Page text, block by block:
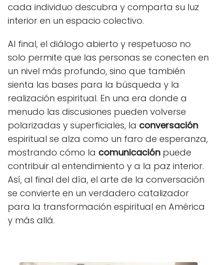
cada individuo descubra y comparta su luz
interior en un espacio colectivo.
Al final, el diálogo abierto y respetuoso no
solo permite que las personas se conecten en
un nivel más profundo, sino que también
sienta las bases para la búsqueda y la
realización espiritual. En una era donde a
menudo las discusiones pueden volverse
polarizadas y superficiales, la conversación
espiritual se alza como un faro de esperanza,
mostrando cómo la comunicación puede
contribuir al entendimiento y a la paz interior.
Así, al final del día, el arte de la conversación
se convierte en un verdadero catalizador
para la transformación espiritual en América
y más allá.